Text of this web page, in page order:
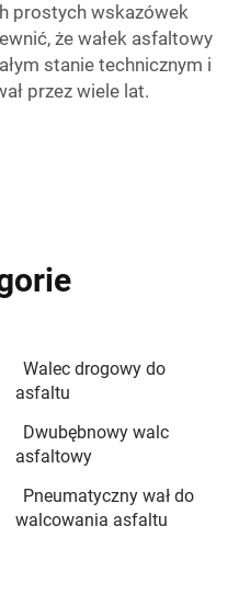
prostych wskazówek
że wałek asfaltowy
stanie technicznym i
przez wiele lat.
Walec drogowy do
asfaltu
Dwubębnowy walc
asfaltowy
Pneumatyczny wał do
walcowania asfaltu